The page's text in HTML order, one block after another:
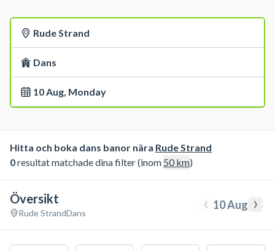
Rude Strand
Dans
10 Aug, Monday
Hitta och boka dans banor nära Rude Strand
0resultat matchade dina filter (inom 50km)
Översikt
Rude StrandDans ‹ 10 Aug ›